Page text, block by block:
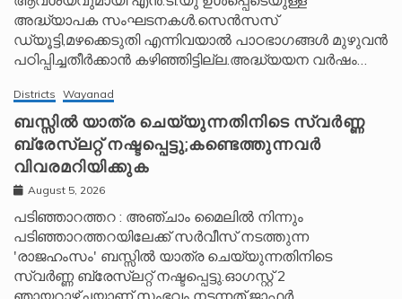
അദ്ധ്യാപക സംഘടനകൾ.സെൻസസ്
ഡ്യൂട്ടി,മഴക്കെടുതി എന്നിവയാൽ പാഠഭാഗങ്ങൾ മുഴുവൻ
പഠിപ്പിച്ചതീർക്കാൻ കഴിഞ്ഞിട്ടില്ല.അദ്ധ്യയന വർഷം…
Districts Wayanad
ബസ്സിൽ യാത്ര ചെയ്യുന്നതിനിടെ സ്വർണ്ണ
ബ്രേസ്‌ലറ്റ് നഷ്ടപ്പെട്ടു;കണ്ടെത്തുന്നവർ
വിവരമറിയിക്കുക
August 5, 2026
പടിഞ്ഞാറത്തറ : അഞ്ചാം മൈലിൽ നിന്നും
പടിഞ്ഞാറത്തറയിലേക്ക് സർവീസ് നടത്തുന്ന
'രാജഹംസം' ബസ്സിൽ യാത്ര ചെയ്യുന്നതിനിടെ
സ്വർണ്ണ ബ്രേസ്‌ലറ്റ് നഷ്ടപ്പെട്ടു.ഓഗസ്റ്റ് 2
ഞായറാഴ്ചയാണ് സംഭവം നടന്നത്.ജാഫർ